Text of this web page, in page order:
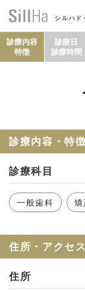
シルハド
診療内容
特徴
診療日
診療時間
診療内容・特徴
診療科目
一般歯科
住所・アクセス
住所